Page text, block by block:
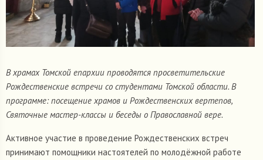
В храмах Томской епархии проводятся просветительские
Рождественские встречи со студентами Томской области. В
программе: посещение храмов и Рождественских вертепов,
Святочные мастер-классы и беседы о Православной вере.
Активное участие в проведение Рождественских встреч
принимают помощники настоятелей по молодёжной работе